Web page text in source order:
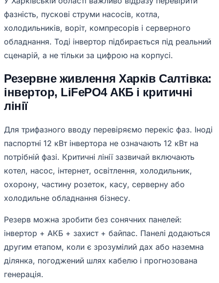
фазність, пускові струми насосів, котла,
холодильників, воріт, компресорів і серверного
обладнання. Тоді інвертор підбирається під реальний
сценарій, а не тільки за цифрою на корпусі.
Резервне живлення Харків Салтівка:
інвертор, LiFePO4 АКБ і критичні
лінії
Для трифазного вводу перевіряємо перекіс фаз. Іноді
паспортні 12 кВт інвертора не означають 12 кВт на
потрібній фазі. Критичні лінії зазвичай включають
котел, насос, інтернет, освітлення, холодильник,
охорону, частину розеток, касу, серверну або
холодильне обладнання бізнесу.
Резерв можна зробити без сонячних панелей:
інвертор + АКБ + захист + байпас. Панелі додаються
другим етапом, коли є зрозумілий дах або наземна
ділянка, погоджений шлях кабелю і прогнозована
генерація.